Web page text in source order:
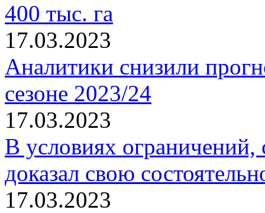
400 тыс. га
17.03.2023
Аналитики снизили
сезоне 2023/24
17.03.2023
В условиях
доказал свою
17.03.2023